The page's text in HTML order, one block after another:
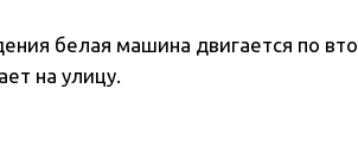
белая машина двигается по
на улицу.